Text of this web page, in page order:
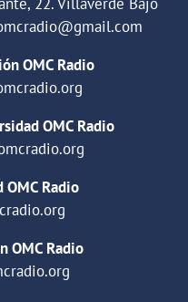
OMC Radio
OMC Radio
OMC Radio
OMC Radio